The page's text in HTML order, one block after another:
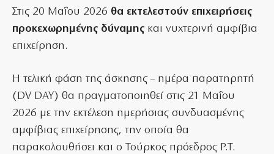
Στις 20 Μαΐου 2026 θα εκτελεστούν επιχειρήσεις
προκεχωρημένης δύναμης και νυχτερινή αμφίβια
επιχείρηση.
Η τελική φάση της άσκησης – ημέρα παρατηρητή
(DV DAY) θα πραγματοποιηθεί στις 21 Μαΐου
2026 με την εκτέλεση ημερήσιας συνδυασμένης
αμφίβιας επιχείρησης, την οποία θα
παρακολουθήσει και ο Τούρκος πρόεδρος Ρ.Τ.